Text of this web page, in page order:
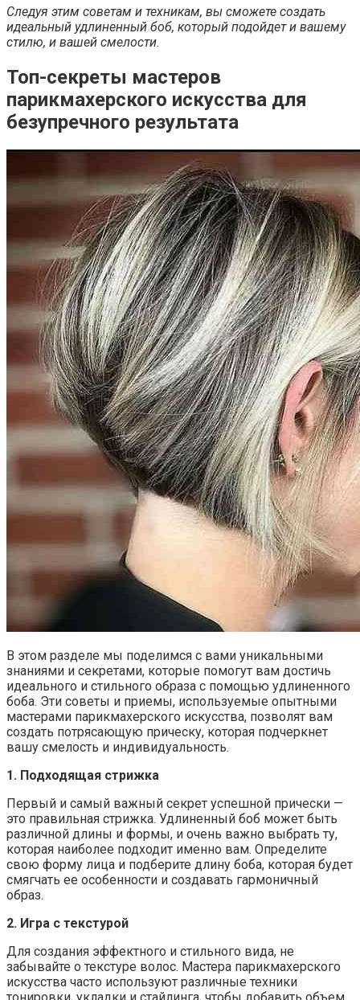
Следуя этим советам и техникам, вы сможете создать
идеальный удлиненный боб, который подойдет и вашему
стилю, и вашей смелости.
Топ-секреты мастеров
парикмахерского искусства для
безупречного результата
В этом разделе мы поделимся с вами уникальными
знаниями и секретами, которые помогут вам достичь
идеального и стильного образа с помощью удлиненного
боба. Эти советы и приемы, используемые опытными
мастерами парикмахерского искусства, позволят вам
создать потрясающую прическу, которая подчеркнет
вашу смелость и индивидуальность.
1. Подходящая стрижка
Первый и самый важный секрет успешной прически —
это правильная стрижка. Удлиненный боб может быть
различной длины и формы, и очень важно выбрать ту,
которая наиболее подходит именно вам. Определите
свою форму лица и подберите длину боба, которая будет
смягчать ее особенности и создавать гармоничный
образ.
2. Игра с текстурой
Для создания эффектного и стильного вида, не
забывайте о текстуре волос. Мастера парикмахерского
искусства часто используют различные техники